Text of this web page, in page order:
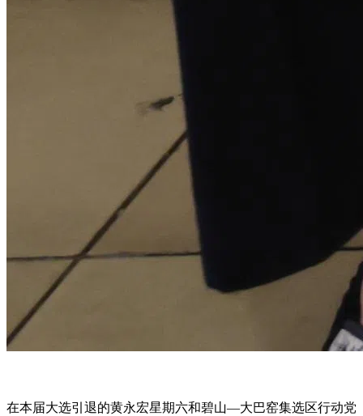
在本届大选引退的黄永宏星期六和碧山—大巴窑集选区行动党